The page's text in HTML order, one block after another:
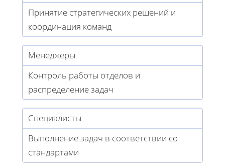
Принятие стратегических решений и
координация команд
Менеджеры
Контроль работы отделов и
распределение задач
Специалисты
Выполнение задач в соответствии со
стандартами